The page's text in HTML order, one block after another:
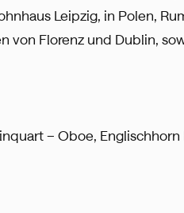
Leipzig, in Polen,
von Florenz und Dublin,
– Oboe,